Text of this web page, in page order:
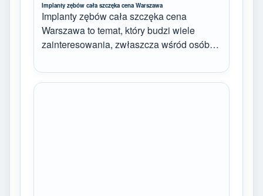
Implanty zębów cała szczęka cena Warszawa
Implanty zębów cała szczęka cena
Warszawa to temat, który budzi wiele
zainteresowania, zwłaszcza wśród osób…